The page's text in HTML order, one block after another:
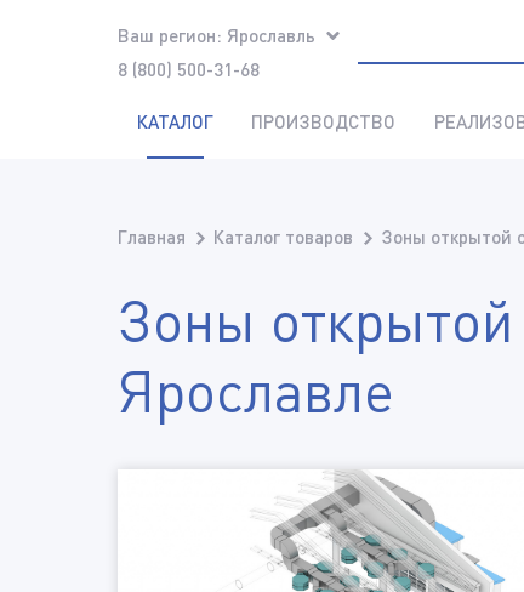
Ваш регион: Ярославль
8 (800) 500-31-68
КАТАЛОГ ПРОИЗВОДСТВО
Главная Каталог товаров Зоны открытой
Зоны открытой
Ярославле